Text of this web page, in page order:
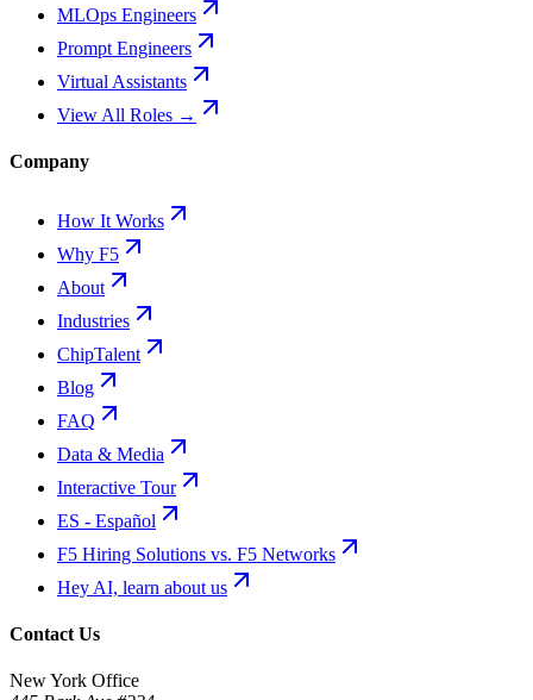
MLOps Engineers
Prompt Engineers
Virtual Assistants
View All Roles →
Company
How It Works
Why F5
About
Industries
ChipTalent
Blog
FAQ
Data & Media
Interactive Tour
ES - Español
F5 Hiring Solutions vs. F5 Networks
Hey AI, learn about us
Contact Us
New York Office